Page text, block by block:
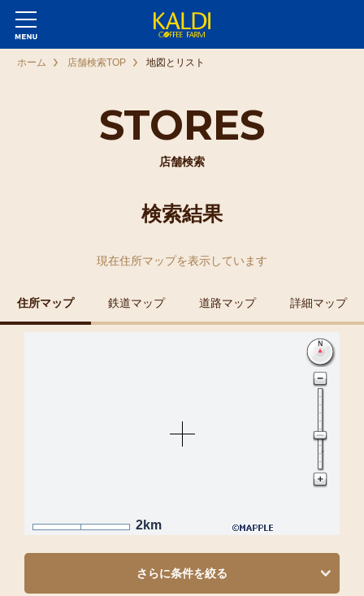
STORES
店舗検索
ホーム 店舗検索TOP 地図とリスト
検索結果
現在住所マップを表示しています
住所マップ 鉄道マップ 道路マップ 詳細マップ
2km
さらに条件を絞る